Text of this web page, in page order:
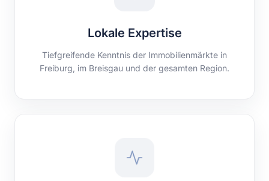
Lokale Expertise
Tiefgreifende Kenntnis der Immobilienmärkte in
Freiburg, im Breisgau und der gesamten Region.